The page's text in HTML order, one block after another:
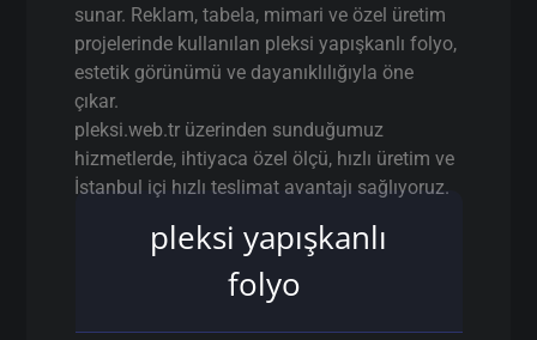
sunar. Reklam, tabela, mimari ve özel üretim
projelerinde kullanılan pleksi yapışkanlı folyo,
estetik görünümü ve dayanıklılığıyla öne
çıkar.
pleksi.web.tr üzerinden sunduğumuz
hizmetlerde, ihtiyaca özel ölçü, hızlı üretim ve
İstanbul içi hızlı teslimat avantajı sağlıyoruz.
pleksi yapışkanlı
folyo